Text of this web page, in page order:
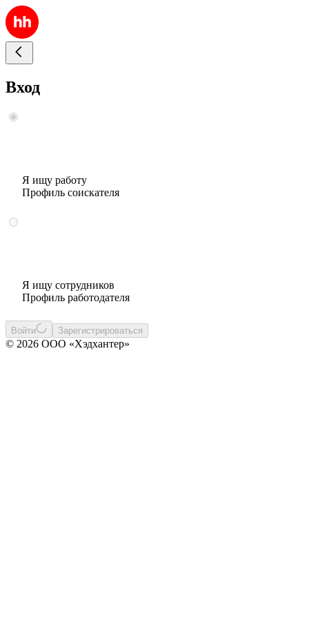
Вход
Я ищу работу
Профиль соискателя
Я ищу сотрудников
Профиль работодателя
Войти Зарегистрироваться
© 2026 ООО «Хэдхантер»